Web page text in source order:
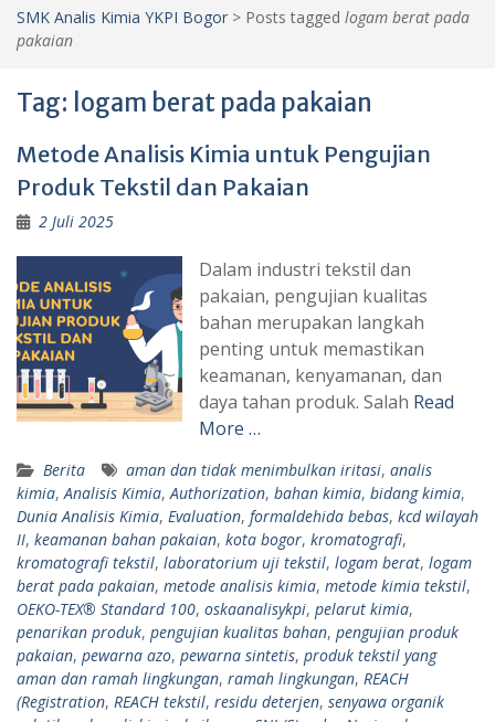
SMK Analis Kimia YKPI Bogor > Posts tagged logam berat pada
pakaian
Tag: logam berat pada pakaian
Metode Analisis Kimia untuk Pengujian
Produk Tekstil dan Pakaian
2 Juli 2025
Dalam industri tekstil dan
pakaian, pengujian kualitas
bahan merupakan langkah
penting untuk memastikan
keamanan, kenyamanan, dan
daya tahan produk. Salah Read
More …
Berita aman dan tidak menimbulkan iritasi, analis
kimia, Analisis Kimia, Authorization, bahan kimia, bidang kimia,
Dunia Analisis Kimia, Evaluation, formaldehida bebas, kcd wilayah
II, keamanan bahan pakaian, kota bogor, kromatografi,
kromatografi tekstil, laboratorium uji tekstil, logam berat, logam
berat pada pakaian, metode analisis kimia, metode kimia tekstil,
OEKO-TEX® Standard 100, oskaanalisykpi, pelarut kimia,
penarikan produk, pengujian kualitas bahan, pengujian produk
pakaian, pewarna azo, pewarna sintetis, produk tekstil yang
aman dan ramah lingkungan, ramah lingkungan, REACH
(Registration, REACH tekstil, residu deterjen, senyawa organik